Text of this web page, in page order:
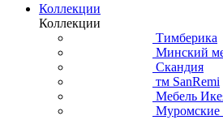
Коллекции
Коллекции
Тимберика
Минский
Скандия
тм SanRemi
Мебель
Муромские